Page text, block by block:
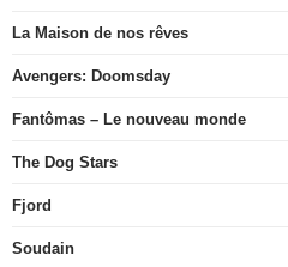
La Maison de nos rêves
Avengers: Doomsday
Fantômas – Le nouveau monde
The Dog Stars
Fjord
Soudain